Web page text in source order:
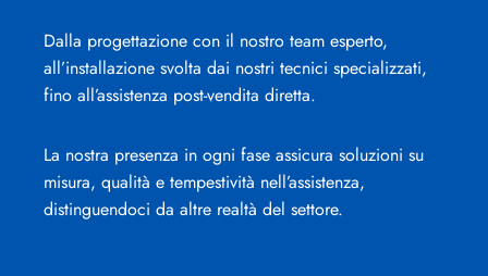
Dalla progettazione con il nostro team esperto,
all’installazione svolta dai nostri tecnici specializzati,
fino all’assistenza post-vendita diretta.
La nostra presenza in ogni fase assicura soluzioni su
misura, qualità e tempestività nell’assistenza,
distinguendoci da altre realtà del settore.